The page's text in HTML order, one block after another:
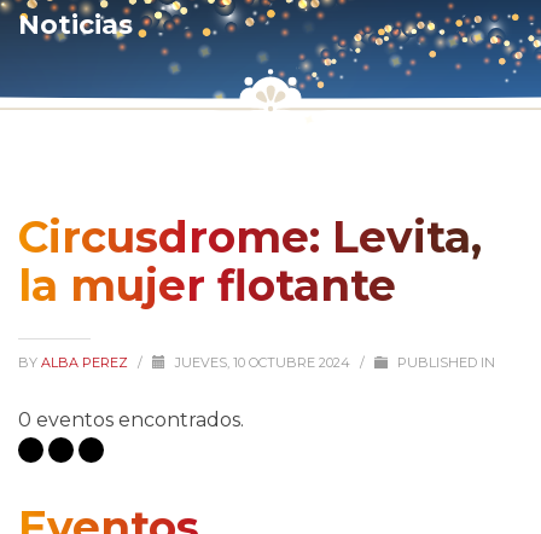
Noticias
Circusdrome: Levita,
la mujer flotante
BY ALBA PEREZ / JUEVES, 10 OCTUBRE 2024 / PUBLISHED IN
0 eventos encontrados.